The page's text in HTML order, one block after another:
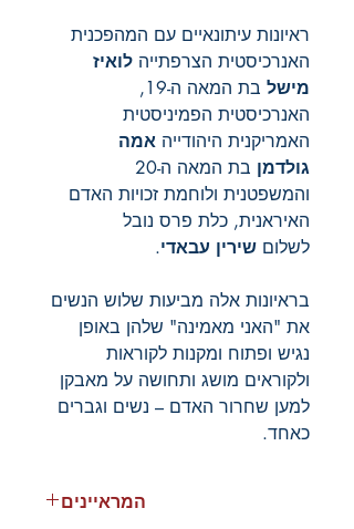
ראיונות עיתונאיים עם המהפכנית
האנרכיסטית הצרפתייה לואיז
מישל
בת המאה ה-19,
האנרכיסטית הפמיניסטית
האמריקנית היהודייה אמה
גולדמן
בת המאה ה-20
והמשפטנית ולוחמת זכויות האדם
האיראנית, כלת פרס נובל
לשלום שירין עבאדי.
בראיונות אלה מביעות שלוש הנשים
את "האני מאמינה" שלהן באופן
נגיש ופתוח ומקנות לקוראות
ולקוראים מושג ותחושה על מאבקן
למען שחרור האדם – נשים וגברים
כאחד.
המראיינים